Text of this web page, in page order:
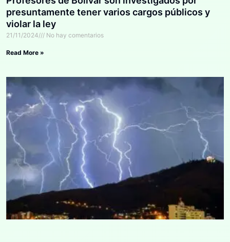
presuntamente tener varios cargos públicos y
violar la ley
21/11/2024 No hay comentarios
Read More »